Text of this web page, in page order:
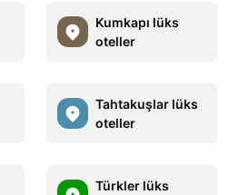
Kumkapı lüks
oteller
Tahtakuşlar lüks
oteller
Türkler lüks